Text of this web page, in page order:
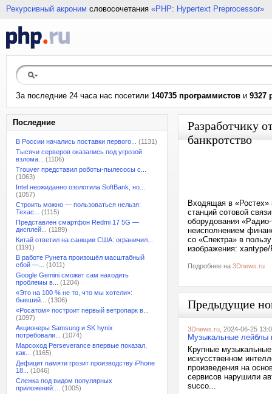
Рекурсивный акроним словосочетания «PHP: Hypertext Preprocessor»
За последние 24 часа нас посетили 140735 программистов и 9327
Последние
В России начались поставки первого...
(1131)
Тысячи серверов оказались под угрозой
взлома...
(1106)
Trouver представил роботы-пылесосы с...
(1063)
Intel неожиданно озолотила SoftBank, но...
(1057)
Строить можно — пользоваться нельзя:
Техас...
(1115)
Представлен смартфон Redmi 17 5G —
дисплей...
(1189)
Китай ответил на санкции США: ограничил...
(1191)
В работе Рунета произошёл масштабный
сбой —...
(1011)
Google Gemini сможет сам находить
проблемы в...
(1204)
«Это на 100 % не то, что мы хотели»:
бывший...
(1306)
«Росатом» построит первый ветропарк в...
(1097)
Акционеры Samsung и SK hynix
потребовали...
(1074)
Марсоход Perseverance впервые показал,
как...
(1165)
Дефицит памяти грозит производству iPhone
18...
(1046)
Слежка под видом популярных
приложений:...
(1005)
Разработчику
банкротство
Входящая в «Ростех»
станций сотовой
оборудования
неисполнением
со «Спектра» в
изображения:
Подробнее на 3Dnews.ru
Предыдущие
3Dnews.ru , 2024-06-25
Музыкальные лейблы
Крупные
искусственном
произведения на
сервисов нарушили
succo...